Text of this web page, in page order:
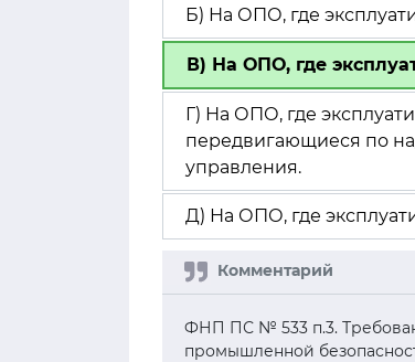
Б) На ОПО, где
В) На ОПО, где
Г) На ОПО, где
передвигающиеся по
управления.
Д) На ОПО, где
ФНП ПС № 533 п.3.
промышленной